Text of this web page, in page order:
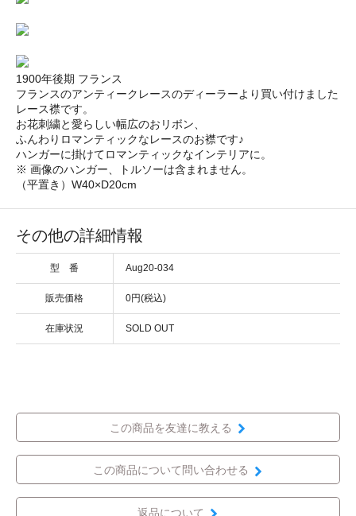
1900年後期 フランス
フランスのアンティークレースのディーラーより買い付けました
レース襟です。
お花刺繍と愛らしい幅広のおリボン、
ふんわりロマンティックなレースのお襟です♪
ハンガーに掛けてロマンティックなインテリアに。
※ 画像のハンガー、トルソーは含まれません。
（平置き）W40×D20cm
その他の詳細情報
型 番 Aug20-034
販売価格 0円(税込)
在庫状況 SOLD OUT
この商品を友達に教える
この商品について問い合わせる
返品について